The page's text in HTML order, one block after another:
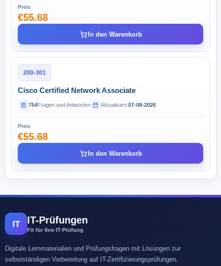
Preis
€55.68
In den Warenkorb
200-301
Cisco Certified Network Associate
754Fragen und Antworten Aktualisiert:07-08-2026
Preis
€55.68
In den Warenkorb
IT IT-Prüfungen
Fit für Ihre IT-Prüfung
Digitale Lernmaterialien und Prüfungsfragen mit Lösungen zur
selbstständigen Vorbereitung auf IT-Zertifizierungsprüfungen.